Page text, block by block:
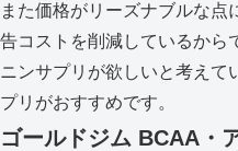
また価格がリーズナブルな
告コストを削減しているから
ニンサプリが欲しいと考えて
プリがおすすめです。
ゴールドジム BCAA・